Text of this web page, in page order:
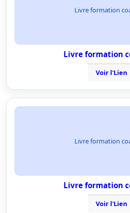
Livre formation
Livre formation
Voir l'Lien
Livre formation
Livre formation
Voir l'Lien